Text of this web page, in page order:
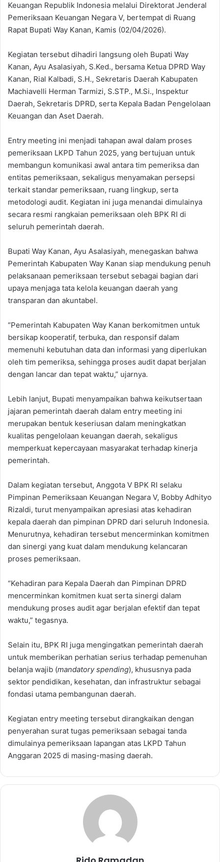
Keuangan Republik Indonesia melalui Direktorat Jenderal
Pemeriksaan Keuangan Negara V, bertempat di Ruang
Rapat Bupati Way Kanan, Kamis (02/04/2026).
Kegiatan tersebut dihadiri langsung oleh Bupati Way
Kanan, Ayu Asalasiyah, S.Ked., bersama Ketua DPRD Way
Kanan, Rial Kalbadi, S.H., Sekretaris Daerah Kabupaten
Machiavelli Herman Tarmizi, S.STP., M.Si., Inspektur
Daerah, Sekretaris DPRD, serta Kepala Badan Pengelolaan
Keuangan dan Aset Daerah.
Entry meeting ini menjadi tahapan awal dalam proses
pemeriksaan LKPD Tahun 2025, yang bertujuan untuk
membangun komunikasi awal antara tim pemeriksa dan
entitas pemeriksaan, sekaligus menyamakan persepsi
terkait standar pemeriksaan, ruang lingkup, serta
metodologi audit. Kegiatan ini juga menandai dimulainya
secara resmi rangkaian pemeriksaan oleh BPK RI di
seluruh pemerintah daerah.
Bupati Way Kanan, Ayu Asalasiyah, menegaskan bahwa
Pemerintah Kabupaten Way Kanan siap mendukung penuh
pelaksanaan pemeriksaan tersebut sebagai bagian dari
upaya menjaga tata kelola keuangan daerah yang
transparan dan akuntabel.
“Pemerintah Kabupaten Way Kanan berkomitmen untuk
bersikap kooperatif, terbuka, dan responsif dalam
memenuhi kebutuhan data dan informasi yang diperlukan
oleh tim pemeriksa, sehingga proses audit dapat berjalan
dengan lancar dan tepat waktu,” ujarnya.
Lebih lanjut, Bupati menyampaikan bahwa keikutsertaan
jajaran pemerintah daerah dalam entry meeting ini
merupakan bentuk keseriusan dalam meningkatkan
kualitas pengelolaan keuangan daerah, sekaligus
memperkuat kepercayaan masyarakat terhadap kinerja
pemerintah.
Dalam kegiatan tersebut, Anggota V BPK RI selaku
Pimpinan Pemeriksaan Keuangan Negara V, Bobby Adhityo
Rizaldi, turut menyampaikan apresiasi atas kehadiran
kepala daerah dan pimpinan DPRD dari seluruh Indonesia.
Menurutnya, kehadiran tersebut mencerminkan komitmen
dan sinergi yang kuat dalam mendukung kelancaran
proses pemeriksaan.
“Kehadiran para Kepala Daerah dan Pimpinan DPRD
mencerminkan komitmen kuat serta sinergi dalam
mendukung proses audit agar berjalan efektif dan tepat
waktu,” tegasnya.
Selain itu, BPK RI juga mengingatkan pemerintah daerah
untuk memberikan perhatian serius terhadap pemenuhan
belanja wajib (mandatory spending), khususnya pada
sektor pendidikan, kesehatan, dan infrastruktur sebagai
fondasi utama pembangunan daerah.
Kegiatan entry meeting tersebut dirangkaikan dengan
penyerahan surat tugas pemeriksaan sebagai tanda
dimulainya pemeriksaan lapangan atas LKPD Tahun
Anggaran 2025 di masing-masing daerah.